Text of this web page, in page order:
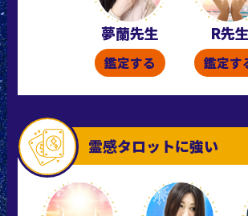
夢蘭先生
鑑定する
R先生
鑑定す
霊感タロットに強い